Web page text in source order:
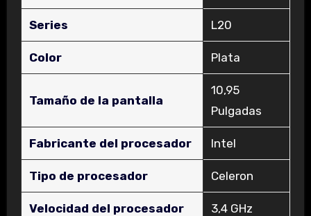
Series ‎L20
Color ‎Plata
Tamaño de la pantalla
‎10,95
Pulgadas
Fabricante del procesador ‎Intel
Tipo de procesador ‎Celeron
Velocidad del procesador ‎3,4 GHz